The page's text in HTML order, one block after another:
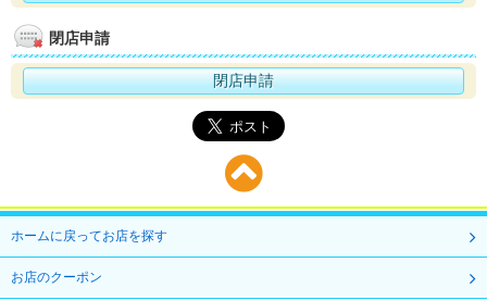
閉店申請
閉店申請
ホームに戻ってお店を探す
お店のクーポン